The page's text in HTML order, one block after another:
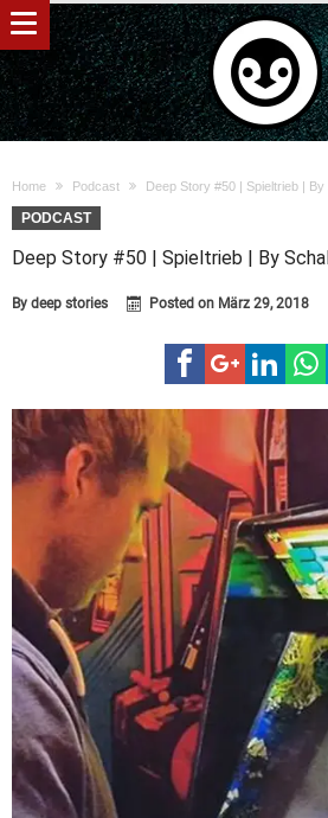
Home Podcast Deep Story #50 | Spieltrieb | By
PODCAST
Deep Story #50 | Spieltrieb | By
By deep stories Posted on März 29, 2018